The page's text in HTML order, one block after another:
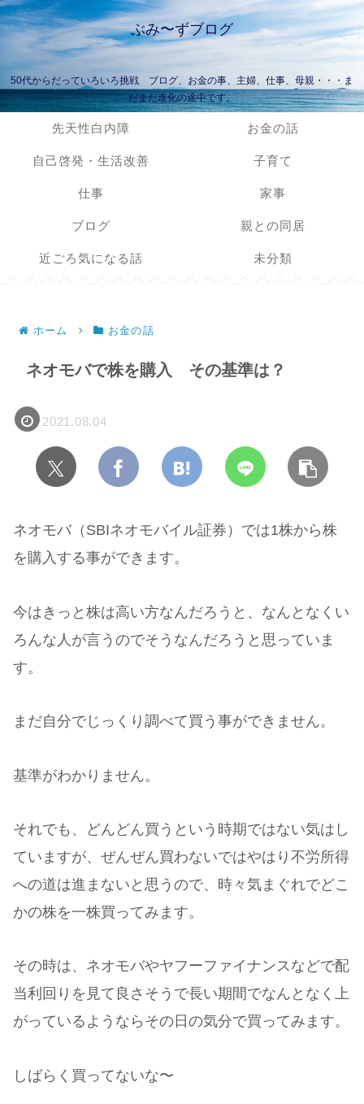
ぶみ〜ずブログ
50代からだっていろいろ挑戦 ブログ、お金の事、主婦、仕事、母親・・・ま
だまだ進化の途中です。
先天性白内障 お金の話
自己啓発・生活改善 子育て
仕事 家事
ブログ 親との同居
近ごろ気になる話 未分類
ホーム お金の話
ネオモバで株を購入 その基準は？
2021.08.04
ネオモバ（SBIネオモバイル証券）では1株から株
を購入する事ができます。
今はきっと株は高い方なんだろうと、なんとなくい
ろんな人が言うのでそうなんだろうと思っていま
す。
まだ自分でじっくり調べて買う事ができません。
基準がわかりません。
それでも、どんどん買うという時期ではない気はし
ていますが、ぜんぜん買わないではやはり不労所得
への道は進まないと思うので、時々気まぐれでどこ
かの株を一株買ってみます。
その時は、ネオモバやヤフーファイナンスなどで配
当利回りを見て良さそうで長い期間でなんとなく上
がっているようならその日の気分で買ってみます。
しばらく買ってないな〜